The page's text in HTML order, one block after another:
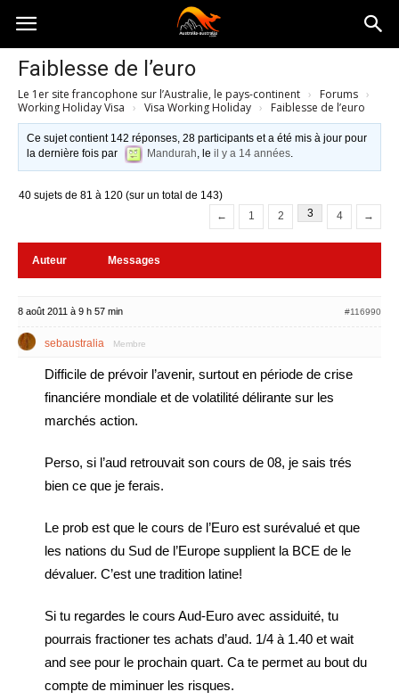
Australia-
australie.com
Faiblesse de l’euro
Le 1er site francophone sur l’Australie, le pays-continent › Forums ›
Working Holiday Visa › Visa Working Holiday › Faiblesse de l’euro
Ce sujet contient 142 réponses, 28 participants et a été mis à jour pour
la dernière fois par
Mandurah, leil y a 14 années.
40 sujets de 81 à 120 (sur un total de 143)
←
1 2 3 4 →
Auteur Messages
8 août 2011 à 9 h 57 min #116990
sebaustralia Membre
Difficile de prévoir l’avenir, surtout en période de crise
financiére mondiale et de volatilité délirante sur les
marchés action.
Perso, si l’aud retrouvait son cours de 08, je sais trés
bien ce que je ferais.
Le prob est que le cours de l’Euro est surévalué et que
les nations du Sud de l’Europe supplient la BCE de le
dévaluer. C’est une tradition latine!
Si tu regardes le cours Aud-Euro avec assiduité, tu
pourrais fractioner tes achats d’aud. 1/4 à 1.40 et wait
and see pour le prochain quart. Ca te permet au bout du
compte de miminuer les risques.